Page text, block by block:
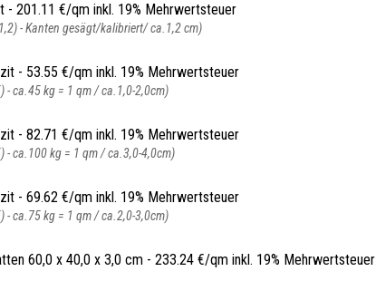
- 201.11 €/qm inkl. 19% Mehrwertsteuer
- Kanten gesägt/kalibriert/ ca.1,2 cm)
- 53.55 €/qm inkl. 19% Mehrwertsteuer
- ca.45 kg = 1 qm / ca.1,0-2,0cm)
- 82.71 €/qm inkl. 19% Mehrwertsteuer
- ca.100 kg = 1 qm / ca.3,0-4,0cm)
- 69.62 €/qm inkl. 19% Mehrwertsteuer
- ca.75 kg = 1 qm / ca.2,0-3,0cm)
60,0 x 40,0 x 3,0 cm - 233.24 €/qm inkl. 19% Mehrwertsteuer